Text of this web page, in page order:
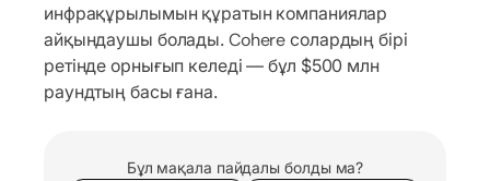
инфрақұрылымын құратын компаниялар
айқындаушы болады. Cohere солардың бірі
ретінде орнығып келеді — бұл $500 млн
раундтың басы ғана.
Бұл мақала пайдалы болды ма?